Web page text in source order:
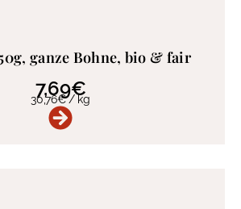
ganze Bohne, bio & fair
7,69€
30,76€/kg